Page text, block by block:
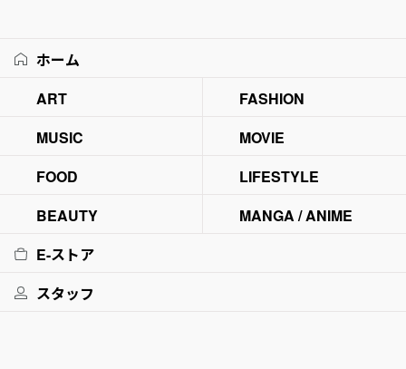
ホーム
ART
FASHION
MUSIC
MOVIE
FOOD
LIFESTYLE
BEAUTY
MANGA / ANIME
E-ストア
スタッフ